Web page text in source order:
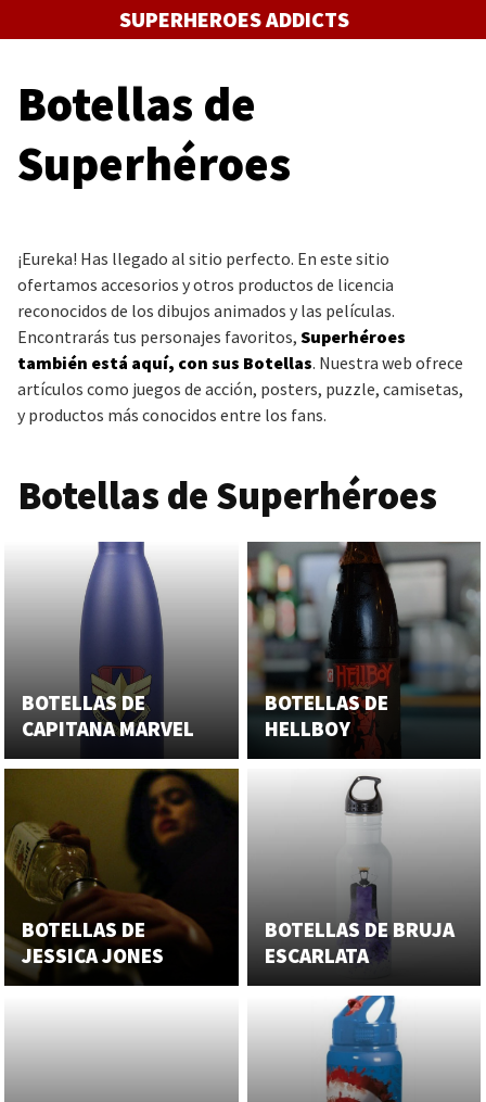
al
SUPERHEROES ADDICTS
Botellas de
Superhéroes
¡Eureka! Has llegado al sitio perfecto. En este sitio
ofertamos accesorios y otros productos de licencia
reconocidos de los dibujos animados y las películas.
Encontrarás tus personajes favoritos, Superhéroes
también está aquí, con sus Botellas. Nuestra web ofrece
artículos como juegos de acción, posters, puzzle, camisetas,
y productos más conocidos entre los fans.
Botellas de Superhéroes
BOTELLAS DE
CAPITANA MARVEL
BOTELLAS DE
HELLBOY
BOTELLAS DE
JESSICA JONES
BOTELLAS DE BRUJA
ESCARLATA